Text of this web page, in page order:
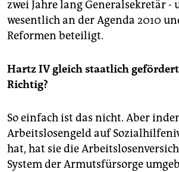
zwei Jahre lang Generalsekretär -
wesentlich an der Agenda 2010
Reformen beteiligt.
Hartz IV gleich staatlich
Richtig?
So einfach ist das nicht. Aber
Arbeitslosengeld auf
hat, hat sie die
System der Armutsfürsorge